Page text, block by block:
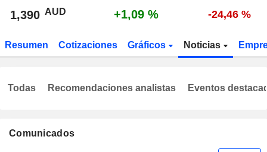
1,390 AUD +1,09 % -24,46 %
Resumen Cotizaciones Gráficos Noticias
Comunicados
Todas Recomendaciones analistas Eventos